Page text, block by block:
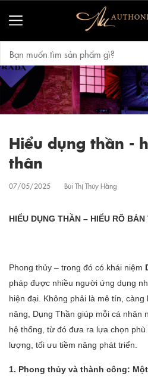
Hiểu dụng thần -
thân
07/05/2025 Bùi Thị Thúy Hằng
HIỂU DỤNG THẦN – HIỂU RÕ BẢN
Phong thủy – trong đó có khái niệm
pháp được nhiều người ứng dụng
hiện đại. Không phải là mê tín, càng
năng, Dụng Thần giúp mỗi cá nhân
hệ thống, từ đó đưa ra lựa chọn
lượng, tối ưu tiềm năng phát triển.
1. Phong thủy và thành công: